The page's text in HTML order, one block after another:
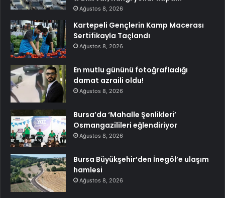
Ağustos 8, 2026
Kartepeli Gençlerin Kamp Macerası
Sertifikayla Taçlandı
Ağustos 8, 2026
En mutlu gününü fotoğrafladığı
damat azraili oldu!
Ağustos 8, 2026
Bursa’da ‘Mahalle Şenlikleri’
Osmangazilileri eğlendiriyor
Ağustos 8, 2026
Bursa Büyükşehir’den İnegöl’e ulaşım
hamlesi
Ağustos 8, 2026